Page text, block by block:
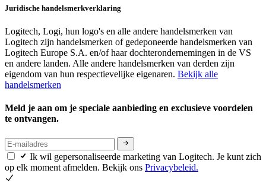
Juridische handelsmerkverklaring
Logitech, Logi, hun logo's en alle andere handelsmerken van
Logitech zijn handelsmerken of gedeponeerde handelsmerken van
Logitech Europe S.A. en/of haar dochterondernemingen in de VS
en andere landen. Alle andere handelsmerken van derden zijn
eigendom van hun respectievelijke eigenaren. Bekijk alle
handelsmerken
Meld je aan om je speciale aanbieding en exclusieve voordelen
te ontvangen.
Ik wil gepersonaliseerde marketing van Logitech. Je kunt zich
op elk moment afmelden. Bekijk ons Privacybeleid.